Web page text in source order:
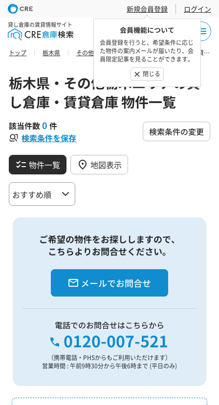
新規会員登録
会員機能について
会員登録を行うと、希望条件に応じ
た物件の案内メールが届いたり、会
員限定記事を見ることができます。
閉じる
ログイン
貸し倉庫の賃貸情報サイト
トップ 栃木県 その他栃木エリア 日光市の貸し倉庫・賃貸倉庫 物件一覧
栃木県・その他栃木エリアの貸
し倉庫・賃貸倉庫 物件一覧
該当件数0 件
検索条件を保存
検索条件の変更
物件一覧 地図表示
ご希望の物件をお探ししますので、
こちらよりお問合せください。
メールでお問合せ
電話でのお問合せはこちらから
0120-007-521
（携帯電話・PHSからもご利用いただけます）
営業時間 : 午前9時30分から午後6時まで (平日のみ)